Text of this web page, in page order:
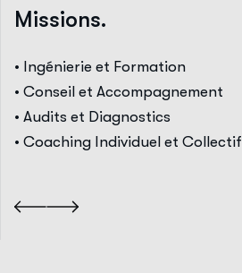
Missions.
• Ingénierie et Formation
• Conseil et Accompagnement
• Audits et Diagnostics
• Coaching Individuel et Collectif